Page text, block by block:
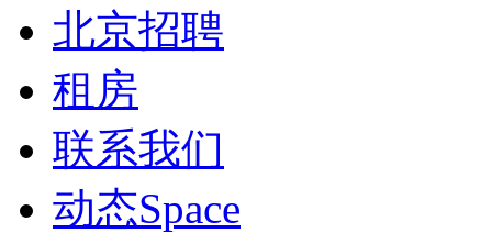
北京招聘
租房
联系我们
动态Space